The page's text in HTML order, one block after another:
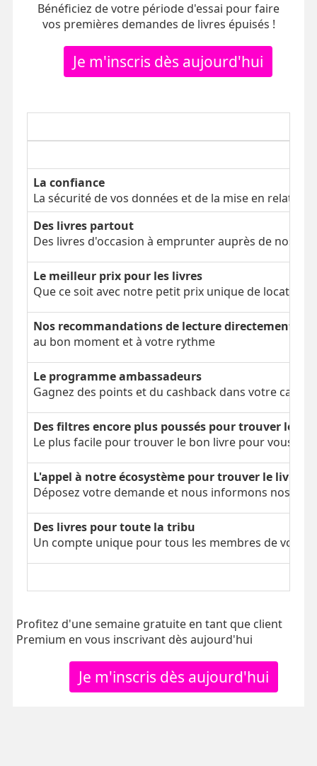
Bénéficiez de votre période d'essai pour faire
vos premières demandes de livres épuisés !
Je m'inscris dès aujourd'hui
La confiance
La sécurité de vos données et de la mise en relation
Des livres partout
Des livres d'occasion à emprunter auprès de nos
Le meilleur prix pour les livres
Que ce soit avec notre petit prix unique de location
Nos recommandations de lecture directement
au bon moment et à votre rythme
Le programme ambassadeurs
Gagnez des points et du cashback dans votre
Des filtres encore plus poussés pour trouver le
Le plus facile pour trouver le bon livre pour vous
L'appel à notre écosystème pour trouver le livre
Déposez votre demande et nous informons nos
Des livres pour toute la tribu
Un compte unique pour tous les membres de votre
Profitez d'une semaine gratuite en tant que client
Premium en vous inscrivant dès aujourd'hui
Je m'inscris dès aujourd'hui